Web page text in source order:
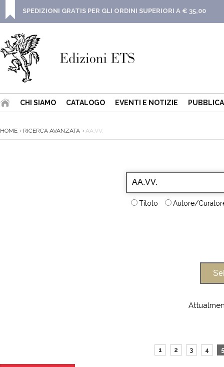
SPEDIZIONI GRATIS PER GLI ORDINI SUPERIORI A € 35,00
CHI SIAMO CATALOGO EVENTI E NOTIZIE
HOME RICERCA AVANZATA AA.VV.
Titolo Autore/
1 2 3 4 5